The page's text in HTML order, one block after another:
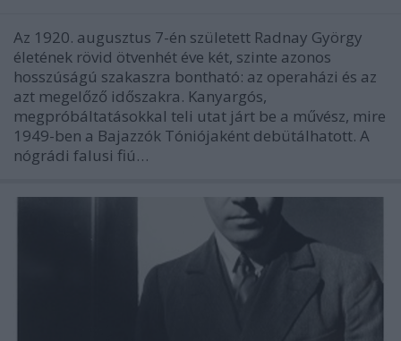
Az 1920. augusztus 7-én született Radnay György
életének rövid ötvenhét éve két, szinte azonos
hosszúságú szakaszra bontható: az operaházi és az
azt megelőző időszakra. Kanyargós,
megpróbáltatásokkal teli utat járt be a művész, mire
1949-ben a Bajazzók Tóniójaként debütálhatott. A
nógrádi falusi fiú…